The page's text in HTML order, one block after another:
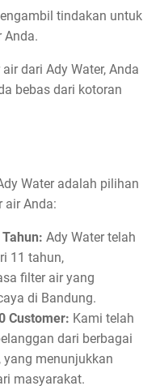
tindakan untuk
Anda.
dari Ady Water, Anda
bebas dari kotoran
Water adalah pilihan
air Anda:
Ady Water telah
11 tahun,
filter air yang
di Bandung.
Customer: Kami telah
dari berbagai
menunjukkan
masyarakat.